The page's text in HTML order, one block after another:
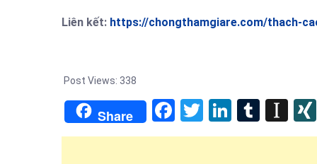
Liên kết: https://chongthamgiare.com/thach-
Post Views: 338
Share Facebook
TwitterLinkedIn